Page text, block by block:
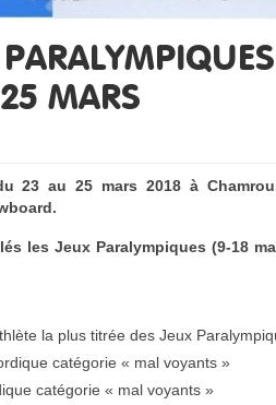
MARS
23 au 25 mars 2018 à
les Jeux Paralympiques (9-18
la plus titrée des Jeux
catégorie « mal voyants »
catégorie « mal voyants »